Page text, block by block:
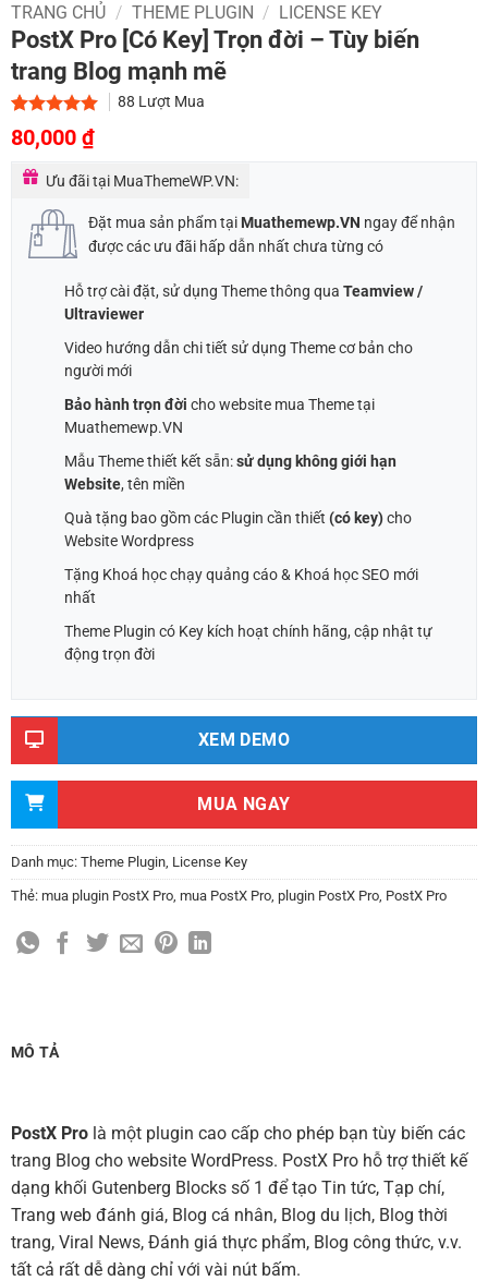
TRANG CHỦ / THEME PLUGIN / LICENSE KEY
PostX Pro [Có Key] Trọn đời – Tùy biến
trang Blog mạnh mẽ
5.00 trên 5
dựa trên
2
88 Lượt Mua
Giá
gốc
là:
500,000 ₫.
80,000 ₫Giá
tại
là:
80,000 ₫.
Ưu đãi tại MuaThemeWP.VN:
Đặt mua sản phẩm tại Muathemewp.VN ngay để nhận
được các ưu đãi hấp dẫn nhất chưa từng có
Hỗ trợ cài đặt, sử dụng Theme thông qua Teamview /
Ultraviewer
Video hướng dẫn chi tiết sử dụng Theme cơ bản cho
người mới
Bảo hành trọn đời cho website mua Theme tại
Muathemewp.VN
Mẫu Theme thiết kết sẵn:sử dụng không giới hạn
Website, tên miền
Quà tặng bao gồm các Plugin cần thiết (có key)cho
Website Wordpress
Tặng Khoá học chạy quảng cáo & Khoá học SEO mới
nhất
Theme Plugin có Key kích hoạt chính hãng, cập nhật tự
động trọn đời
XEM DEMO
MUA NGAY
Danh mục: Theme Plugin, License Key
Thẻ: mua plugin PostX Pro, mua PostX Pro, plugin PostX Pro, PostX Pro
MÔ TẢ
PostX Pro là một plugin cao cấp cho phép bạn tùy biến các
trang Blog cho website WordPress. PostX Pro hỗ trợ thiết kế
dạng khối Gutenberg Blocks số 1 để tạo Tin tức, Tạp chí,
Trang web đánh giá, Blog cá nhân, Blog du lịch, Blog thời
trang, Viral News, Đánh giá thực phẩm, Blog công thức, v.v.
tất cả rất dễ dàng chỉ với vài nút bấm.